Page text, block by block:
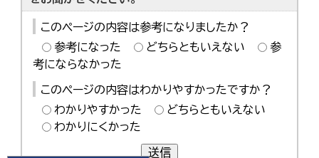
このページの内容は参考になりましたか？
参考になった
どちらともいえない
参
考にならなかった
このページの内容はわかりやすかったですか？
わかりやすかった
どちらともいえない
わかりにくかった
送信